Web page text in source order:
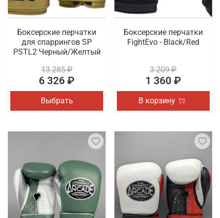
Боксерские перчатки
для спаррингов SP
PSTL2 Черный/Желтый
13 285 ₽
6 326 ₽
Выбрать
Боксерские перчатки
FightEvo - Black/Red
3 209 ₽
1 360 ₽
В корзину